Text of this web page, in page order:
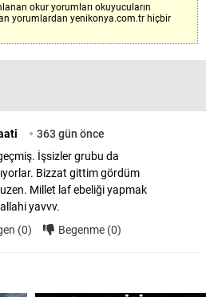
okur yorumları okuyucuların
yorumlardan yenikonya.com.tr hiçbir
363 gün önce
İşsizler grubu da
Bizzat gittim gördüm
Millet laf ebeliği yapmak
yavvv.
(0) Begenme (0)